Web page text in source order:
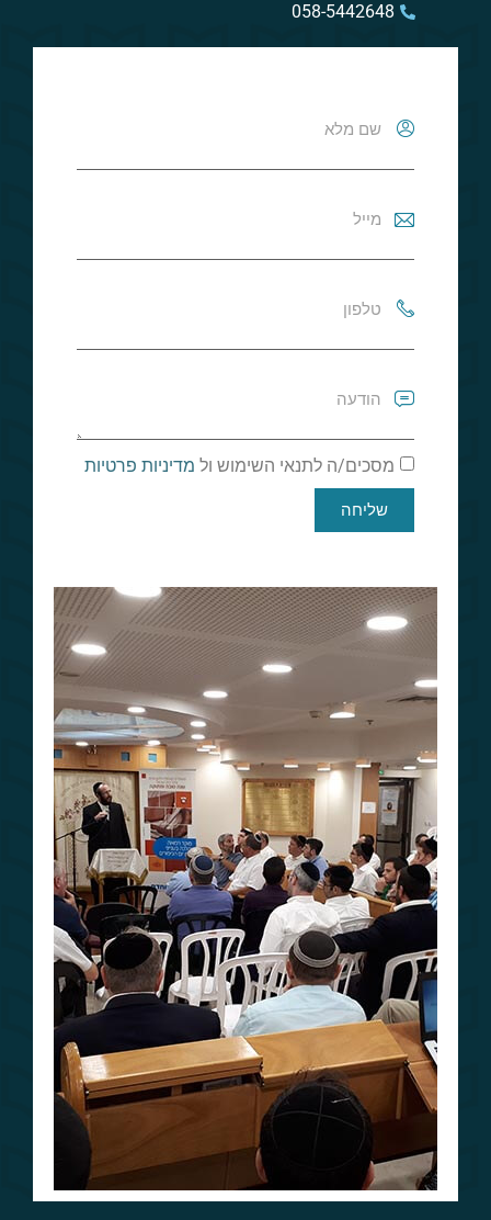
058-5442648
מסכים/ה לתנאי השימוש ול מדיניות פרטיות
שליחה